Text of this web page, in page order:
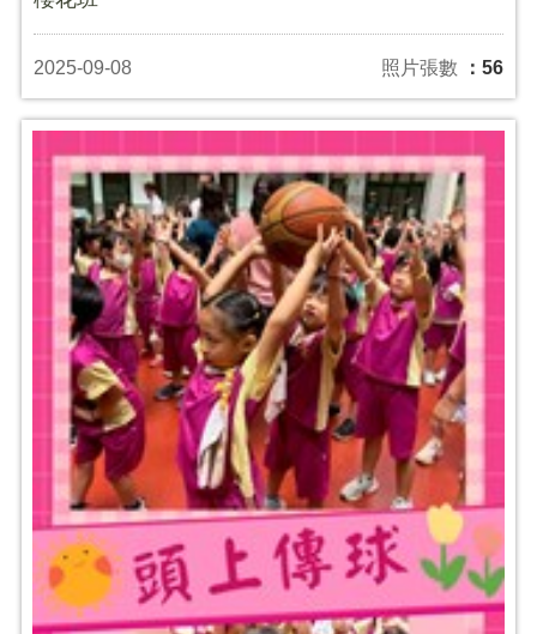
2025-09-08 照片張數 ：56